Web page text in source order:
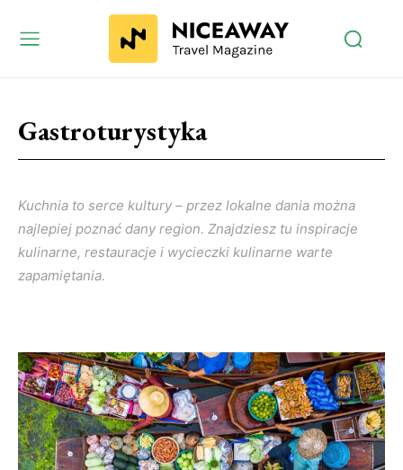
Gastroturystyka
Kuchnia to serce kultury – przez lokalne dania można
najlepiej poznać dany region. Znajdziesz tu inspiracje
kulinarne, restauracje i wycieczki kulinarne warte
zapamiętania.